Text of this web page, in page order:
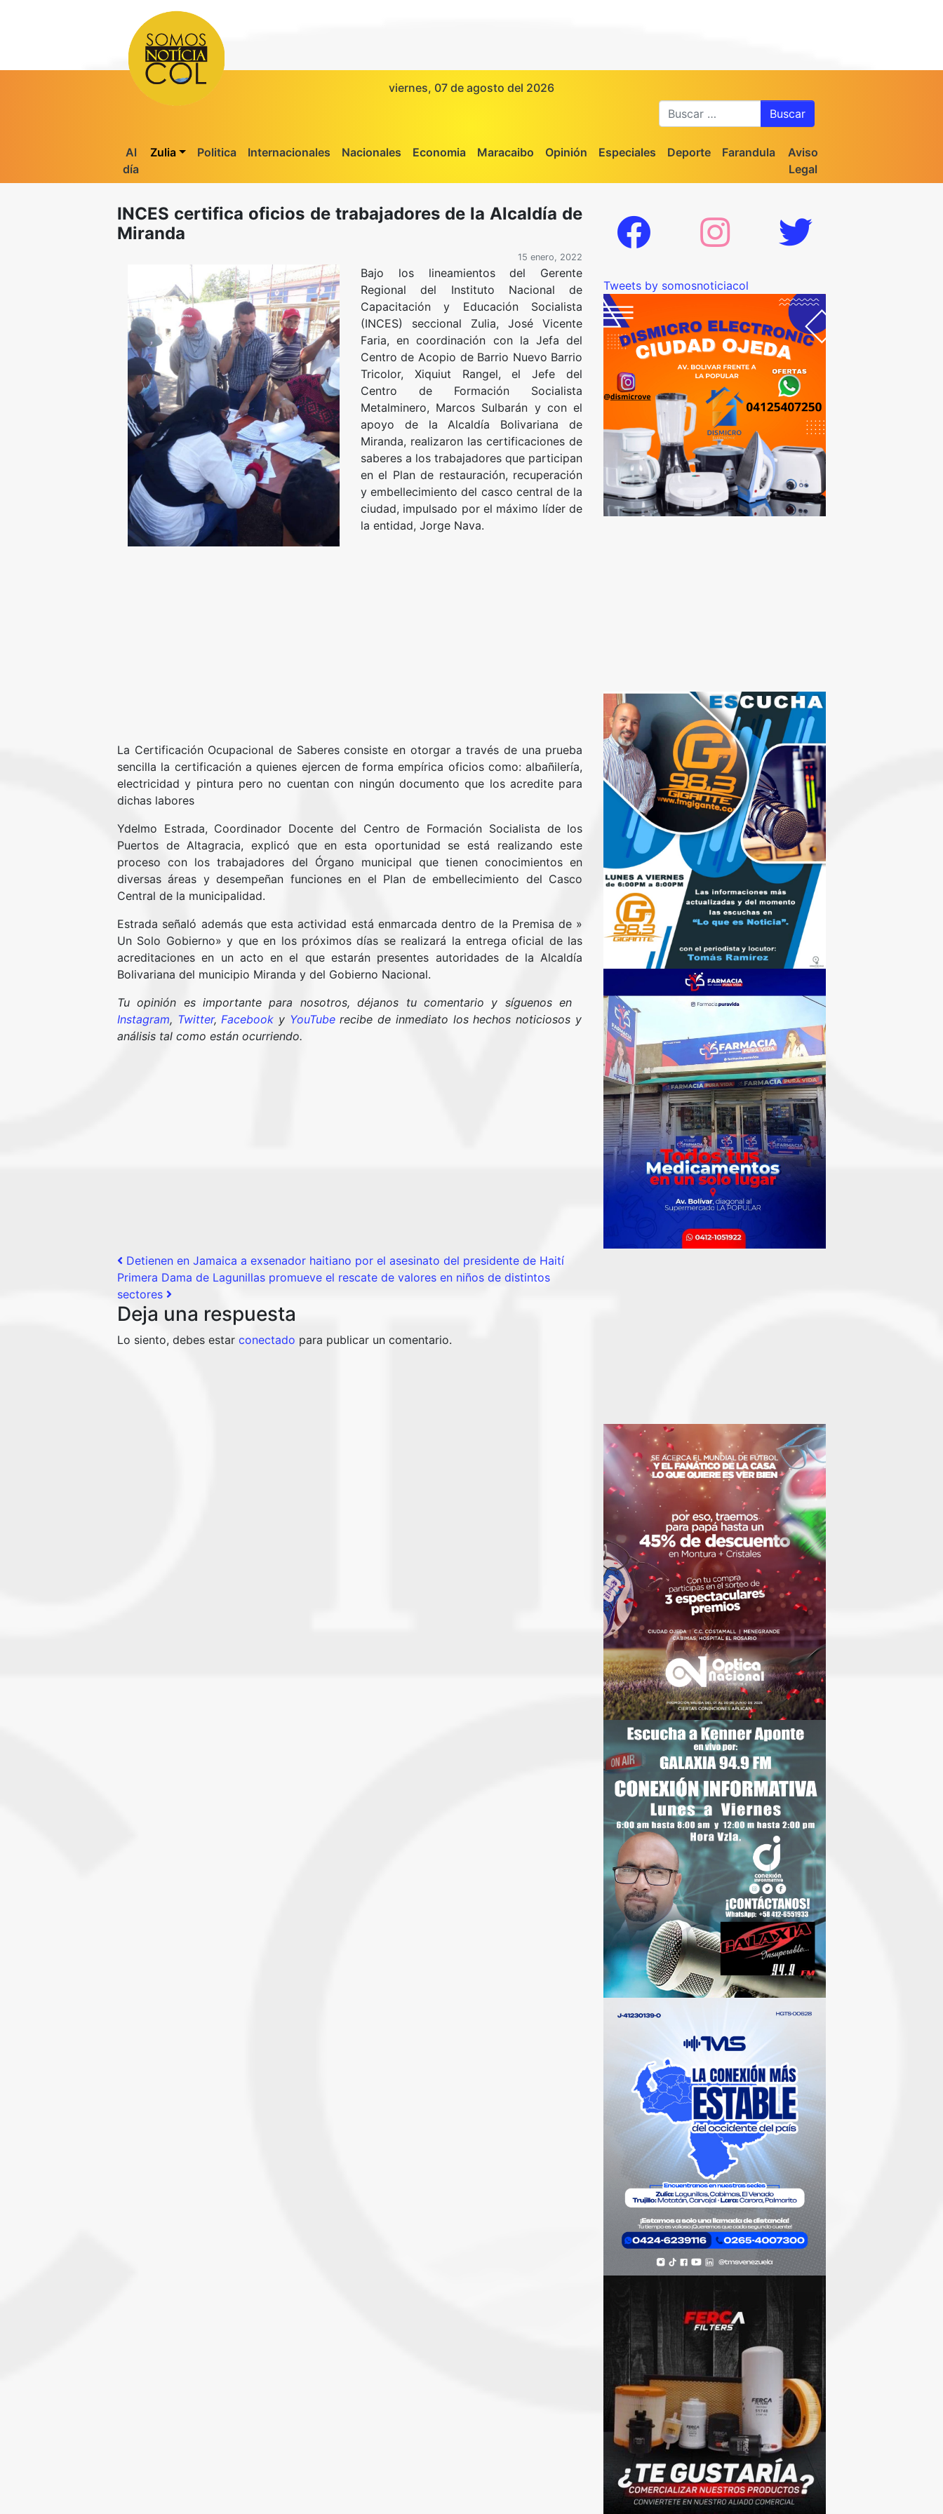
viernes, 07 de agosto del 2026
Al
día
Zulia Politica Internacionales Nacionales Economia Maracaibo Opinión Especiales Deporte Farandula
Aviso
Legal
INCES certifica oficios de trabajadores de la Alcaldía de
Miranda
15 enero, 2022
Bajo los lineamientos del Gerente
Regional del Instituto Nacional de
Capacitación y Educación Socialista
(INCES) seccional Zulia, José Vicente
Faria, en coordinación con la Jefa del
Centro de Acopio de Barrio Nuevo Barrio
Tricolor, Xiquiut Rangel, el Jefe del
Centro de Formación Socialista
Metalminero, Marcos Sulbarán y con el
apoyo de la Alcaldía Bolivariana de
Miranda, realizaron las certificaciones de
saberes a los trabajadores que participan
en el Plan de restauración, recuperación
y embellecimiento del casco central de la
ciudad, impulsado por el máximo líder de
la entidad, Jorge Nava.
La Certificación Ocupacional de Saberes consiste en otorgar a través de una prueba
sencilla la certificación a quienes ejercen de forma empírica oficios como: albañilería,
electricidad y pintura pero no cuentan con ningún documento que los acredite para
dichas labores
Ydelmo Estrada, Coordinador Docente del Centro de Formación Socialista de los
Puertos de Altagracia, explicó que en esta oportunidad se está realizando este
proceso con los trabajadores del Órgano municipal que tienen conocimientos en
diversas áreas y desempeñan funciones en el Plan de embellecimiento del Casco
Central de la municipalidad.
Estrada señaló además que esta actividad está enmarcada dentro de la Premisa de »
Un Solo Gobierno» y que en los próximos días se realizará la entrega oficial de las
acreditaciones en un acto en el que estarán presentes autoridades de la Alcaldía
Bolivariana del municipio Miranda y del Gobierno Nacional.
Tu opinión es importante para nosotros, déjanos tu comentario y síguenos en
Instagram, Twitter,Facebook y YouTuberecibe de inmediato los hechos noticiosos y
análisis tal como están ocurriendo.
Post navigation
Detienen en Jamaica a exsenador haitiano por el asesinato del presidente de Haití
Primera Dama de Lagunillas promueve el rescate de valores en niños de distintos
sectores
Deja una respuesta
Lo siento, debes estar conectado para publicar un comentario.
Tweets by somosnoticiacol